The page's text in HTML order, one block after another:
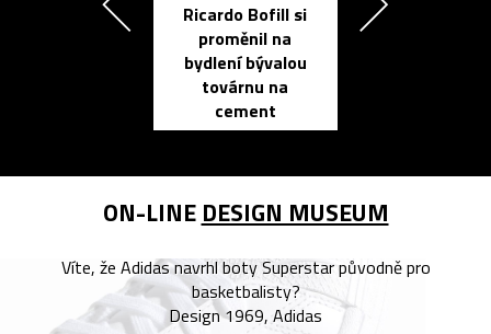
Ricardo Bofill si
proměnil na
bydlení bývalou
továrnu na
cement
ON-LINE DESIGN MUSEUM
Víte, že Adidas navrhl boty Superstar původně pro
basketbalisty?
Design 1969, Adidas